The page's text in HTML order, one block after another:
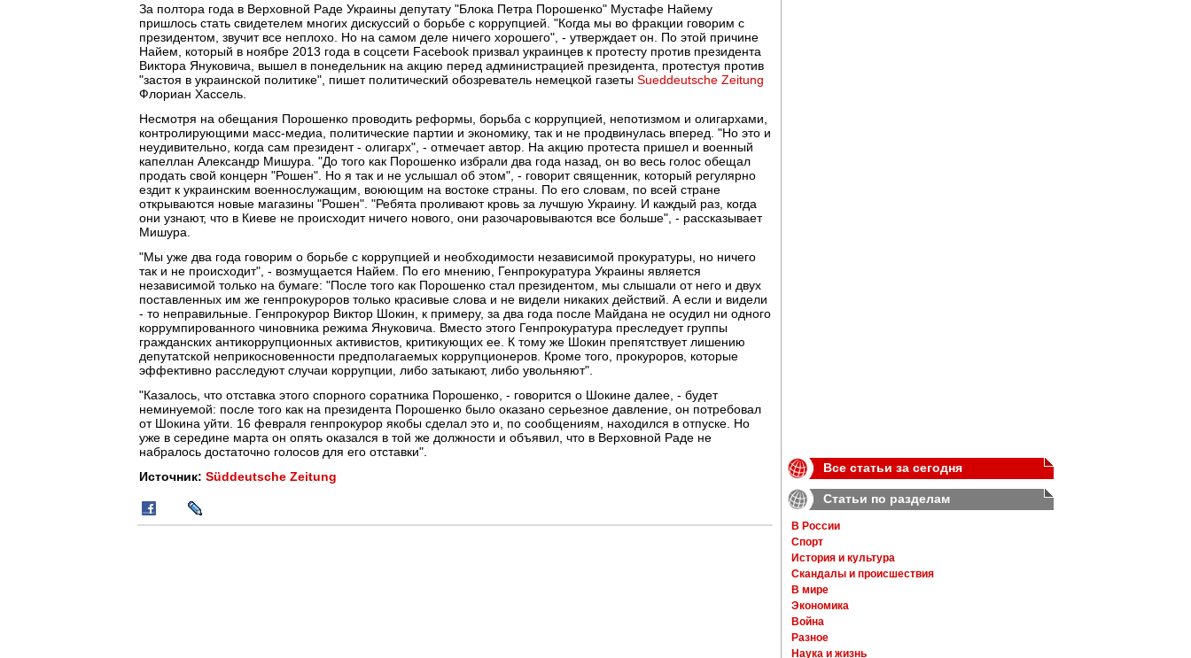
За полтора года в Верховной Раде Украины депутату "Блока Петра Порошенко" Мустафе Найему
пришлось стать свидетелем многих дискуссий о борьбе с коррупцией. "Когда мы во фракции говорим с
президентом, звучит все неплохо. Но на самом деле ничего хорошего", - утверждает он. По этой причине
Найем, который в ноябре 2013 года в соцсети Facebook призвал украинцев к протесту против президента
Виктора Януковича, вышел в понедельник на акцию перед администрацией президента, протестуя против
"застоя в украинской политике", пишет политический обозреватель немецкой газеты Sueddeutsche Zeitung
Флориан Хассель.
Несмотря на обещания Порошенко проводить реформы, борьба с коррупцией, непотизмом и олигархами,
контролирующими масс-медиа, политические партии и экономику, так и не продвинулась вперед. "Но это и
неудивительно, когда сам президент - олигарх", - отмечает автор. На акцию протеста пришел и военный
капеллан Александр Мишура. "До того как Порошенко избрали два года назад, он во весь голос обещал
продать свой концерн "Рошен". Но я так и не услышал об этом", - говорит священник, который регулярно
ездит к украинским военнослужащим, воюющим на востоке страны. По его словам, по всей стране
открываются новые магазины "Рошен". "Ребята проливают кровь за лучшую Украину. И каждый раз, когда
они узнают, что в Киеве не происходит ничего нового, они разочаровываются все больше", - рассказывает
Мишура.
"Мы уже два года говорим о борьбе с коррупцией и необходимости независимой прокуратуры, но ничего
так и не происходит", - возмущается Найем. По его мнению, Генпрокуратура Украины является
независимой только на бумаге: "После того как Порошенко стал президентом, мы слышали от него и двух
поставленных им же генпрокуроров только красивые слова и не видели никаких действий. А если и видели
- то неправильные. Генпрокурор Виктор Шокин, к примеру, за два года после Майдана не осудил ни одного
коррумпированного чиновника режима Януковича. Вместо этого Генпрокуратура преследует группы
гражданских антикоррупционных активистов, критикующих ее. К тому же Шокин препятствует лишению
депутатской неприкосновенности предполагаемых коррупционеров. Кроме того, прокуроров, которые
эффективно расследуют случаи коррупции, либо затыкают, либо увольняют".
"Казалось, что отставка этого спорного соратника Порошенко, - говорится о Шокине далее, - будет
неминуемой: после того как на президента Порошенко было оказано серьезное давление, он потребовал
от Шокина уйти. 16 февраля генпрокурор якобы сделал это и, по сообщениям, находился в отпуске. Но
уже в середине марта он опять оказался в той же должности и объявил, что в Верховной Раде не
набралось достаточно голосов для его отставки".
Источник: Süddeutsche Zeitung
Все статьи за сегодня
Статьи по разделам
В России
Спорт
История и культура
Скандалы и происшествия
В мире
Экономика
Война
Разное
Наука и жизнь